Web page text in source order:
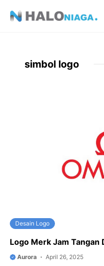
simbol logo
Desain Logo
Logo Merk Jam Tangan
Aurora April 26, 2025